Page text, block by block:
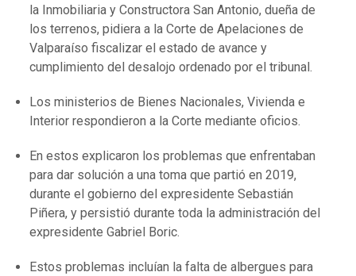
la Inmobiliaria y Constructora San Antonio, dueña de
los terrenos, pidiera a la Corte de Apelaciones de
Valparaíso fiscalizar el estado de avance y
cumplimiento del desalojo ordenado por el tribunal.
Los ministerios de Bienes Nacionales, Vivienda e
Interior respondieron a la Corte mediante oficios.
En estos explicaron los problemas que enfrentaban
para dar solución a una toma que partió en 2019,
durante el gobierno del expresidente Sebastián
Piñera, y persistió durante toda la administración del
expresidente Gabriel Boric.
Estos problemas incluían la falta de albergues para